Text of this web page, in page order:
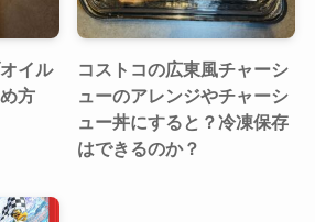
イル
方
コストコの広東風チャーシ
ューのアレンジやチャーシ
ュー丼にすると？冷凍保存
はできるのか？